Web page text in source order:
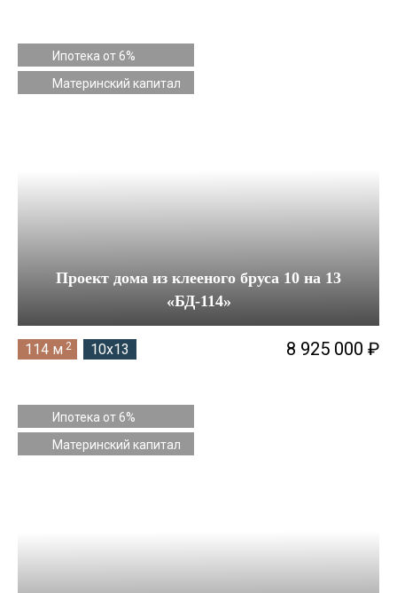
Ипотека от 6%
Материнский капитал
Проект дома из клееного бруса 10 на 13
«БД-114»
114 м 2 10x13 8 925 000 ₽
Ипотека от 6%
Материнский капитал